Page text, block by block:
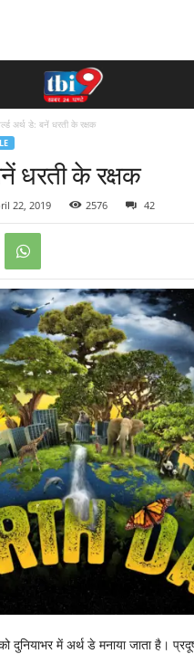
अर्थ डे: बनें धरती के रक्षक
धरती के रक्षक
22, 2019 2576 42
दुनियाभर में अर्थ डे मनाया जाता है।